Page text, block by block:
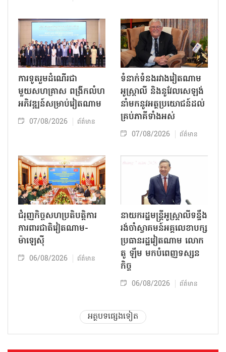
ការទូតរួមដំណើរជា
មួយសហគ្រាស ពង្រីកលំហ
អភិវឌ្ឍន៍សម្រាប់វៀតណាម
07/08/2026 ព័ត៌មាន
ទំនាក់ទំនងរវាងវៀតណាម
អូស្ត្រាលី និងនូវែលសេឡង់
នាំមកនូវអត្ថប្រយោជន៍ដល់
គ្រប់ភាគីទាំងអស់
07/08/2026 ព័ត៌មាន
ជំរុញកិច្ចសហប្រតិបត្តិការ
ការពារជាតិវៀតណាម-
ម៉ាឡេស៊ី
06/08/2026 ព័ត៌មាន
នាយករដ្ឋមន្ត្រីអូស្ត្រាលីទន្ទឹង
រង់ចាំស្វាគមន៍អគ្គលេខាបក្ស
ប្រធានរដ្ឋវៀតណាម លោក
តូ ឡឹម មកបំពេញទស្សន
កិច្ច
06/08/2026 ព័ត៌មាន
អត្ថបទផ្សេងទៀត